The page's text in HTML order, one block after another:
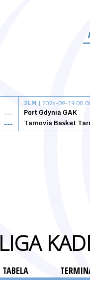
---
---
2LM | 2026-09-19
Port Gdynia GAK
LIGA
TABELA